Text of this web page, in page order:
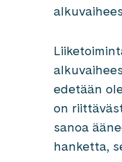
edetään
on
sanoa
hanketta,